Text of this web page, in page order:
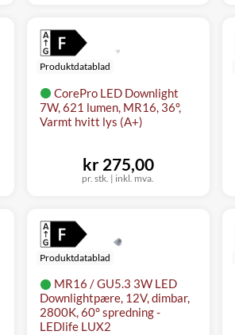
CorePro LED Downlight
7W, 621 lumen, MR16, 36°,
Varmt hvitt lys (A+)
Produktdatablad
pr. stk. | inkl. mva.
kr 275,00
MR16 / GU5.3 3W LED
Downlightpære, 12V, dimbar,
2800K, 60° spredning -
LEDlife LUX2
Produktdatablad